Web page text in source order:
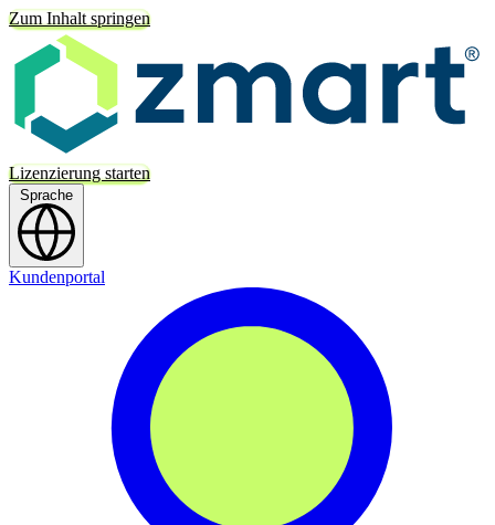
Zum Inhalt springen
Lizenzierung starten
Sprache
Kundenportal